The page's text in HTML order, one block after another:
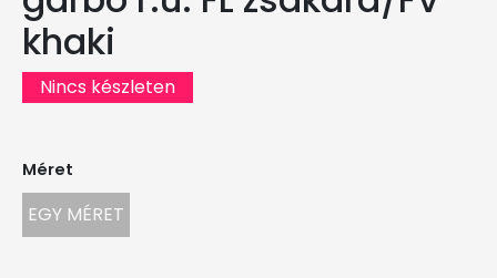
khaki
Nincs készleten
Méret
EGY MÉRET